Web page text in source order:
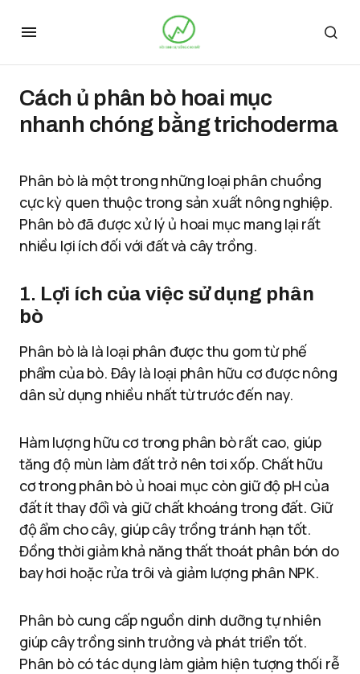
Cách ủ phân bò hoai mục
nhanh chóng bằng trichoderma
Phân bò là một trong những loại phân chuồng
cực kỳ quen thuộc trong sản xuất nông nghiệp.
Phân bò đã được xử lý ủ hoai mục mang lại rất
nhiều lợi ích đối với đất và cây trồng.
1. Lợi ích của việc sử dụng phân
bò
Phân bò là là loại phân được thu gom từ phế
phẩm của bò. Đây là loại phân hữu cơ được nông
dân sử dụng nhiều nhất từ trước đến nay.
Hàm lượng hữu cơ trong phân bò rất cao, giúp
tăng độ mùn làm đất trở nên tơi xốp. Chất hữu
cơ trong phân bò ủ hoai mục còn giữ độ pH của
đất ít thay đổi và giữ chất khoáng trong đất. Giữ
độ ẩm cho cây, giúp cây trồng tránh hạn tốt.
Đồng thời giảm khả năng thất thoát phân bón do
bay hơi hoặc rửa trôi và giảm lượng phân NPK.
Phân bò cung cấp nguồn dinh dưỡng tự nhiên
giúp cây trồng sinh trưởng và phát triển tốt.
Phân bò có tác dụng làm giảm hiện tượng thối rễ